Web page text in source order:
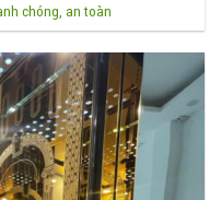
chóng, an toàn